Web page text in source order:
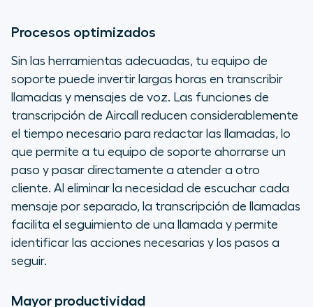
Procesos optimizados
Sin las herramientas adecuadas, tu equipo de
soporte puede invertir largas horas en transcribir
llamadas y mensajes de voz. Las funciones de
transcripción de Aircall reducen considerablemente
el tiempo necesario para redactar las llamadas, lo
que permite a tu equipo de soporte ahorrarse un
paso y pasar directamente a atender a otro
cliente. Al eliminar la necesidad de escuchar cada
mensaje por separado, la transcripción de llamadas
facilita el seguimiento de una llamada y permite
identificar las acciones necesarias y los pasos a
seguir.
Mayor productividad